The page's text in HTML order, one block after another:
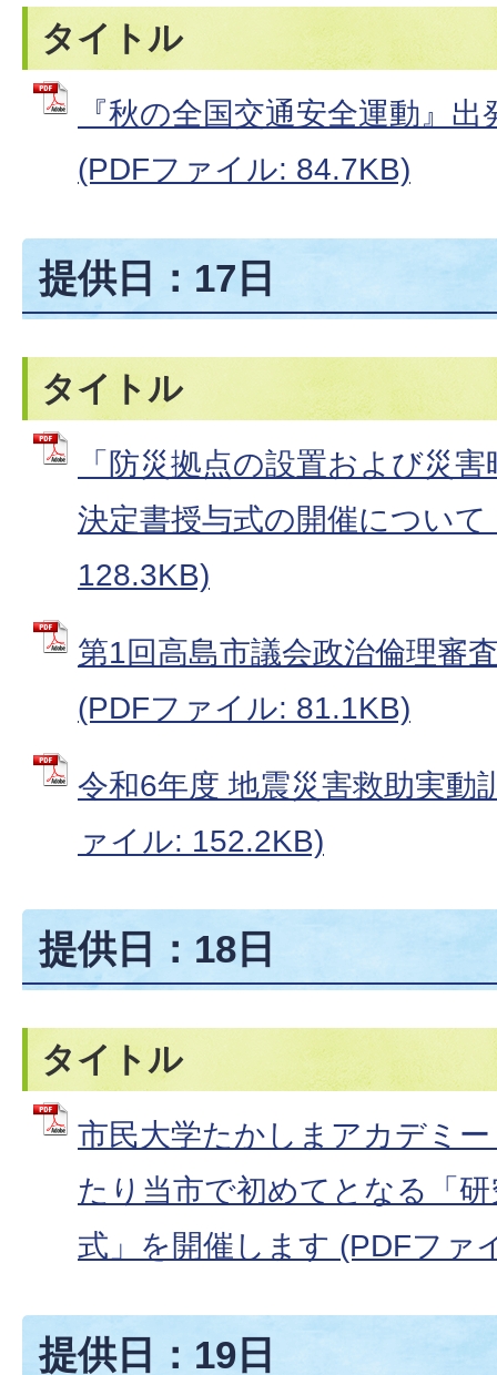
タイトル
『秋の全国交通安全運動』
(PDFファイル: 84.7KB)
提供日：17日
タイトル
「防災拠点の設置および災
決定書授与式の開催につい
128.3KB)
第1回高島市議会政治倫理審
(PDFファイル: 81.1KB)
令和6年度 地震災害救助実動
ァイル: 152.2KB)
提供日：18日
タイトル
市民大学たかしまアカデミ
たり当市で初めてとなる「
式」を開催します (PDFファ
提供日：19日